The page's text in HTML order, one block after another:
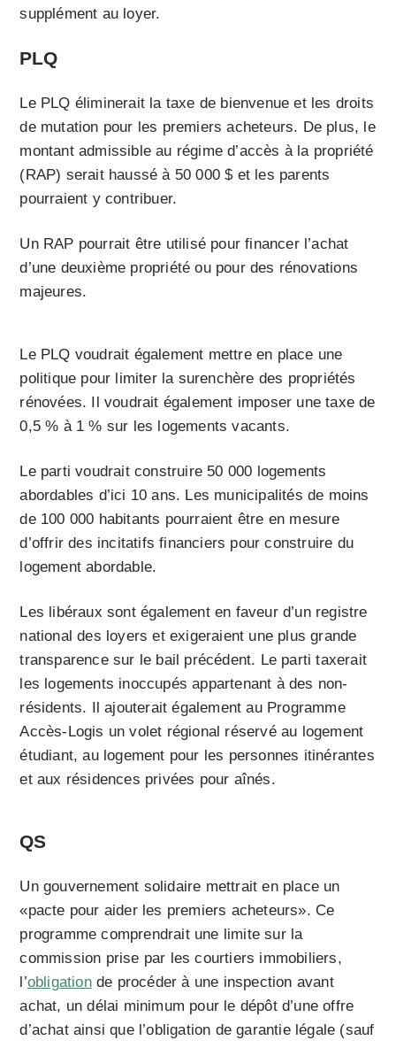
supplément au loyer.
PLQ
Le PLQ éliminerait la taxe de bienvenue et les droits
de mutation pour les premiers acheteurs. De plus, le
montant admissible au régime d’accès à la propriété
(RAP) serait haussé à 50 000 $ et les parents
pourraient y contribuer.
Un RAP pourrait être utilisé pour financer l’achat
d’une deuxième propriété ou pour des rénovations
majeures.
Le PLQ voudrait également mettre en place une
politique pour limiter la surenchère des propriétés
rénovées. Il voudrait également imposer une taxe de
0,5 % à 1 % sur les logements vacants.
Le parti voudrait construire 50 000 logements
abordables d’ici 10 ans. Les municipalités de moins
de 100 000 habitants pourraient être en mesure
d’offrir des incitatifs financiers pour construire du
logement abordable.
Les libéraux sont également en faveur d’un registre
national des loyers et exigeraient une plus grande
transparence sur le bail précédent. Le parti taxerait
les logements inoccupés appartenant à des non-
résidents. Il ajouterait également au Programme
Accès-Logis un volet régional réservé au logement
étudiant, au logement pour les personnes itinérantes
et aux résidences privées pour aînés.
QS
Un gouvernement solidaire mettrait en place un
«pacte pour aider les premiers acheteurs». Ce
programme comprendrait une limite sur la
commission prise par les courtiers immobiliers,
l’obligationde procéder à une inspection avant
achat, un délai minimum pour le dépôt d’une offre
d’achat ainsi que l’obligation de garantie légale (sauf